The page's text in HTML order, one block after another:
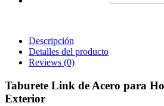
Descripción
Detalles del producto
Reviews (0)
Taburete Link de Acero para
Exterior